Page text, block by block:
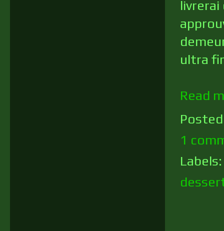
ultra
Read
1